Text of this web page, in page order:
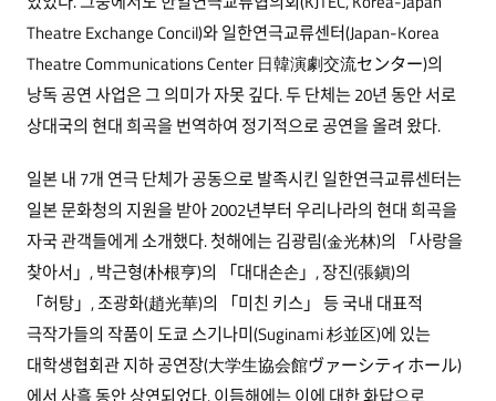
Theatre Exchange Concil)와 일한연극교류센터(Japan-Korea
Theatre Communications Center 日韓演劇交流センター)의
낭독 공연 사업은 그 의미가 자못 깊다. 두 단체는 20년 동안 서로
상대국의 현대 희곡을 번역하여 정기적으로 공연을 올려 왔다.
일본 내 7개 연극 단체가 공동으로 발족시킨 일한연극교류센터는
일본 문화청의 지원을 받아 2002년부터 우리나라의 현대 희곡을
자국 관객들에게 소개했다. 첫해에는 김광림(金光林)의 「사랑을
찾아서」, 박근형(朴根亨)의 「대대손손」, 장진(張鎭)의
「허탕」, 조광화(趙光華)의 「미친 키스」 등 국내 대표적
극작가들의 작품이 도쿄 스기나미(Suginami 杉並区)에 있는
대학생협회관 지하 공연장(大学生協会館ヴァーシティホール)